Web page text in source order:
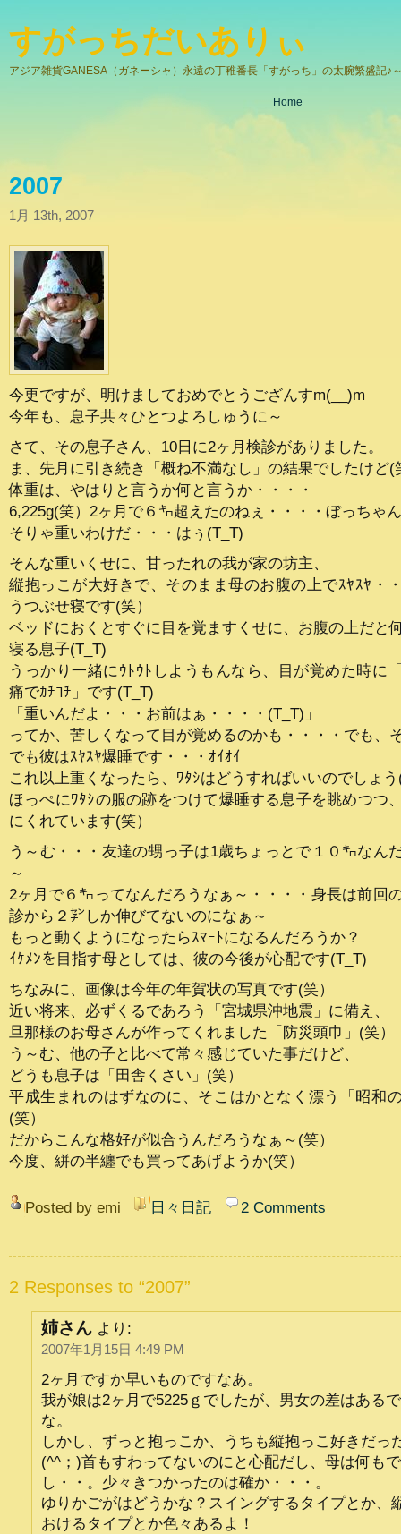
すがっちだいありぃ
アジア雑貨GANESA（ガネーシャ）永遠の丁稚番長「すがっち」の太腕繁盛記
Home
2007
1月 13th, 2007
今更ですが、明けましておめでとうござんすm(__)m
今年も、息子共々ひとつよろしゅうに～
さて、その息子さん、10日に2ヶ月検診がありました。
ま、先月に引き続き「概ね不満なし」の結果でしたけど(
体重は、やはりと言うか何と言うか・・・・
6,225g(笑）2ヶ月で６㌔超えたのねぇ・・・・ぼっちゃ
そりゃ重いわけだ・・・はぅ(T_T)
そんな重いくせに、甘ったれの我が家の坊主、
縦抱っこが大好きで、そのまま母のお腹の上でｽﾔｽﾔ・
うつぶせ寝です(笑）
ベッドにおくとすぐに目を覚ますくせに、お腹の上だと
寝る息子(T_T)
うっかり一緒にｳﾄｳﾄしようもんなら、目が覚めた時に
痛でｶﾁｺﾁ」です(T_T)
「重いんだよ・・・お前はぁ・・・・(T_T)」
ってか、苦しくなって目が覚めるのかも・・・・でも、
でも彼はｽﾔｽﾔ爆睡です・・・ｵｲｵｲ
これ以上重くなったら、ﾜﾀｼはどうすればいいのでしょ
ほっぺにﾜﾀｼの服の跡をつけて爆睡する息子を眺めつつ
にくれています(笑）
う～む・・・友達の甥っ子は1歳ちょっとで１０㌔なん
～
2ヶ月で６㌔ってなんだろうなぁ～・・・・身長は前回
診から２㌢しか伸びてないのになぁ～
もっと動くようになったらｽﾏｰﾄになるんだろうか？
ｲｹﾒﾝを目指す母としては、彼の今後が心配です(T_T)
ちなみに、画像は今年の年賀状の写真です(笑）
近い将来、必ずくるであろう「宮城県沖地震」に備え、
旦那様のお母さんが作ってくれました「防災頭巾」(笑）
う～む、他の子と比べて常々感じていた事だけど、
どうも息子は「田舎くさい」(笑）
平成生まれのはずなのに、そこはかとなく漂う「昭和
(笑）
だからこんな格好が似合うんだろうなぁ～(笑）
今度、絣の半纏でも買ってあげようか(笑）
Posted by emi 日々日記 2 Comments
2 Responses to “2007”
姉さん より:
2007年1月15日 4:49 PM
2ヶ月ですか早いものですなあ。
我が娘は2ヶ月で5225ｇでしたが、男女の差はある
な。
しかし、ずっと抱っこか、うちも縦抱っこ好きだっ
(^^；)首もすわってないのにと心配だし、母は何も
し・・。少々きつかったのは確か・・・。
ゆりかごがはどうかな？スイングするタイプとか、
おけるタイプとか色々あるよ！